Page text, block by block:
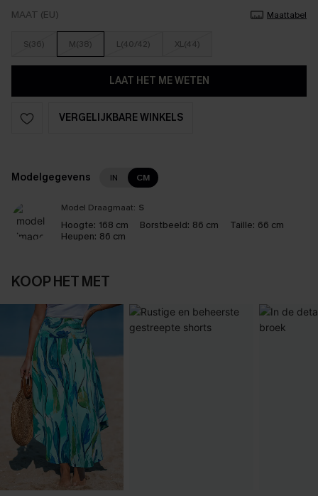
MAAT (EU) Maattabel
S(36) M(38) L(40/42) XL(44)
LAAT HET ME WETEN
VERGELIJKBARE WINKELS
Modelgegevens IN CM
Model Draagmaat: S
Hoogte: 168 cm Borstbeeld: 86 cm Taille: 66 cm
Heupen: 86 cm
KOOP HET MET